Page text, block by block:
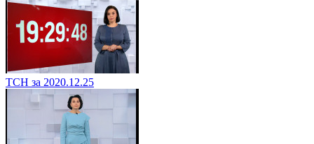
ТСН за 2020.12.25